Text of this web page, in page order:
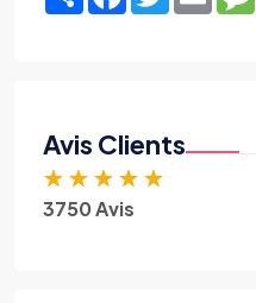
Avis Clients
★ ★ ★ ★ ★
3750 Avis